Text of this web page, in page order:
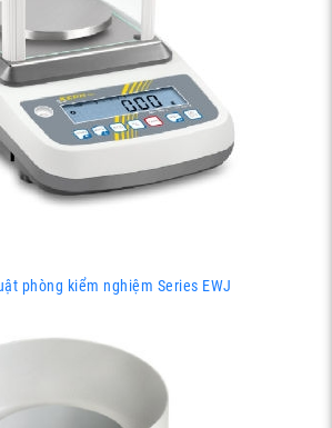
phòng kiểm nghiệm Series EWJ